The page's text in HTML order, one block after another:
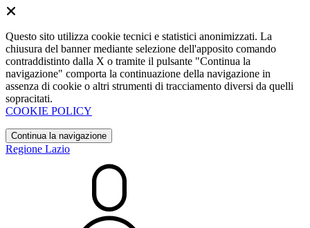
Questo sito utilizza cookie tecnici e statistici anonimizzati. La
chiusura del banner mediante selezione dell'apposito comando
contraddistinto dalla X o tramite il pulsante "Continua la
navigazione" comporta la continuazione della navigazione in
assenza di cookie o altri strumenti di tracciamento diversi da quelli
sopracitati.
COOKIE POLICY
Continua la navigazione
Regione Lazio